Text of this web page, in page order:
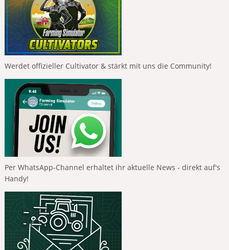
Werdet offizieller Cultivator & stärkt mit uns die Community!
Per WhatsApp-Channel erhaltet ihr aktuelle News - direkt auf's
Handy!